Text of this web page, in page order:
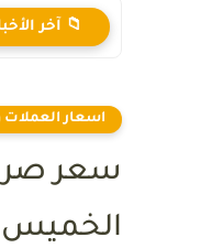
📁 آخر
اسعار العملات
سعر صرف
الخميس 15/4/2021